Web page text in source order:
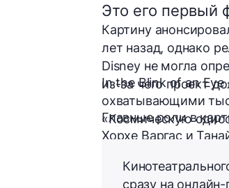
Это его первый
Картину
лет назад, однако
Disney не могла
из-за чего проект
In the Blink of an
охватывающими
«Космическую
Главные роли в
Хорхе Варгас и
сразу на